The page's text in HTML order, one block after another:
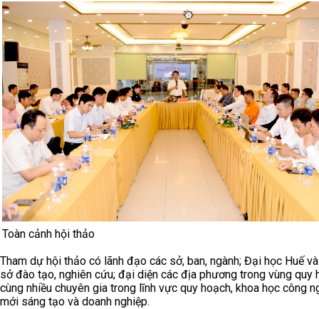
Toàn cảnh hội thảo
Tham dự hội thảo có lãnh đạo các sở, ban, ngành; Đại học Huế
sở đào tạo, nghiên cứu; đại diện các địa phương trong vùng quy
cùng nhiều chuyên gia trong lĩnh vực quy hoạch, khoa học công
mới sáng tạo và doanh nghiệp.